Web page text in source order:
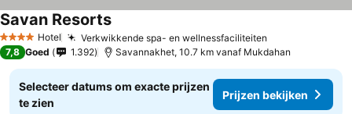
4 SterrenHotel Verkwikkende spa- en wellnessfaciliteiten
Savan Resorts
7,8 Goed 1.392 Savannakhet, 10.7 km vanaf Mukdahan
Selecteer datums om exacte prijzen
te zien
Prijzen bekijken